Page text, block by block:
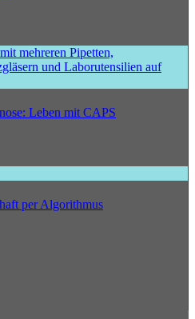
Leben mit CAPS
per Algorithmus